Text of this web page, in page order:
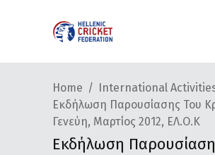
Home
International
Εκδήλωση Παρουσίασης Του
Γενεύη, Μαρτίος 2012, ΕΛ.Ο.Κ
Εκδήλωση